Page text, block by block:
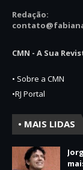
Redação:
CMN - A Sua
• Sobre a CMN
•RJ Portal
• MAIS LIDAS